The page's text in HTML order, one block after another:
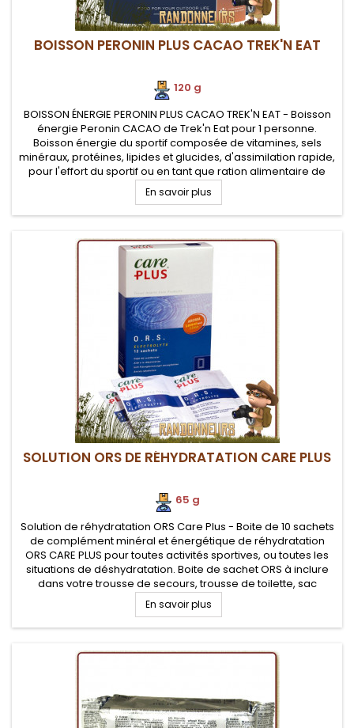
BOISSON PERONIN PLUS CACAO TREK'N EAT
120 g
BOISSON ÉNERGIE PERONIN PLUS CACAO TREK'N EAT - Boisson
énergie Peronin CACAO de Trek'n Eat pour 1 personne.
Boisson énergie du sportif composée de vitamines, sels
minéraux, protéines, lipides et glucides, d'assimilation rapide,
pour l'effort du sportif ou en tant que ration alimentaire de
survie
En savoir plus
SOLUTION ORS DE RÉHYDRATATION CARE PLUS
65 g
Solution de réhydratation ORS Care Plus - Boite de 10 sachets
de complément minéral et énergétique de réhydratation
ORS CARE PLUS pour toutes activités sportives, ou toutes les
situations de déshydratation. Boite de sachet ORS à inclure
dans votre trousse de secours, trousse de toilette, sac
d'équipement sportif pour une reminéralisation après l'effort.
En savoir plus